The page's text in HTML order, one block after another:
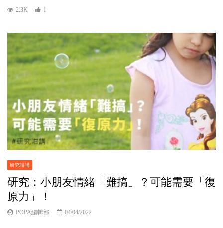
2.3K 1
研究咁講
研究：小朋友情緒「難搞」？可能需要「復
原力」！
POPA編輯部 04/04/2022